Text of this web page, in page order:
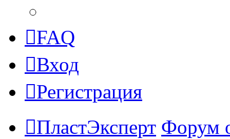
FAQ
Вход
Регистрация
ПластЭксперт Форум